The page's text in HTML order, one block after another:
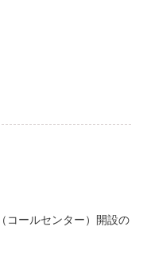
コールセンター）開設の